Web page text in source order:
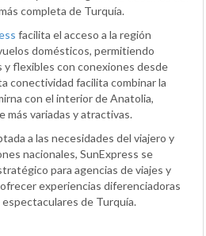
completa de Turquía.
facilita el acceso a la región
domésticos, permitiendo
flexibles con conexiones desde
conectividad facilita combinar la
con el interior de Anatolia,
más variadas y atractivas.
a las necesidades del viajero y
nacionales, SunExpress se
para agencias de viajes y
experiencias diferenciadoras
de Turquía.